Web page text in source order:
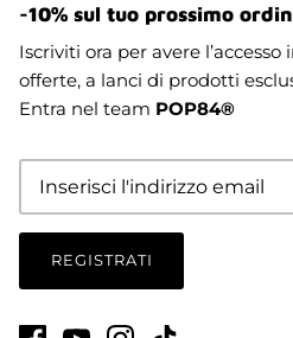
-10% sul tuo prossimo
Iscriviti ora per avere
offerte, a lanci di prodotti
Entra nel team POP84®
REGISTRATI